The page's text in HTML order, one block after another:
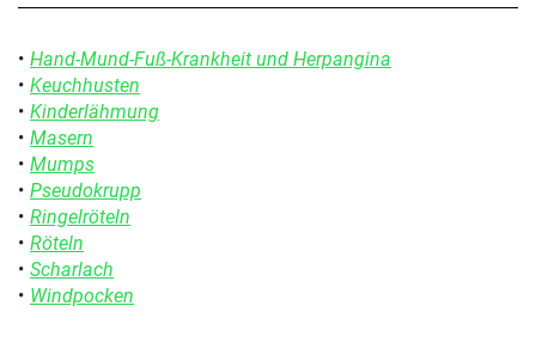
Hand-Mund-Fuß-Krankheit und Herpangina
Keuchhusten
Kinderlähmung
Masern
Mumps
Pseudokrupp
Ringelröteln
Röteln
Scharlach
Windpocken